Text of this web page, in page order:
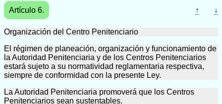
Artículo 6. ↑ ↓
Organización del Centro Penitenciario
El régimen de planeación, organización y funcionamiento de
la Autoridad Penitenciaria y de los Centros Penitenciarios
estará sujeto a su normatividad reglamentaria respectiva,
siempre de conformidad con la presente Ley.
La Autoridad Penitenciaria promoverá que los Centros
Penitenciarios sean sustentables.